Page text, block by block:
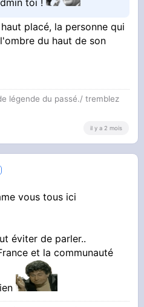
placé, la personne qui
du haut de son
légende du passé./ tremblez
il y a 2 mois
vous tous ici
éviter de parler..
et la communauté